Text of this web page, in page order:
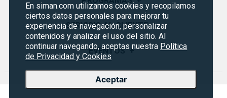
En siman.com utilizamos cookies y recopilamos
ciertos datos personales para mejorar tu
experiencia de navegación, personalizar
contenidos y analizar el uso del sitio. Al
continuar navegando, aceptas nuestra Política
de Privacidad y Cookies
Aceptar
Visión y Misión
Historia
Sucursales
Empleos Siman
Monedero
Certificados de Regalo
Siman PRO
Credisiman
SERVICIO AL CLIENTE +
Preguntas Frecuentes
Contáctenos
EVENTOS +
Rebajas